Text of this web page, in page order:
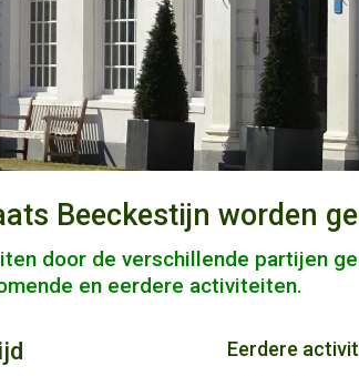
Beeckestijn worden
door de verschillende partijen
en eerdere activiteiten.
Eerdere